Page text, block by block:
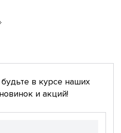
в курсе наших
и акций!